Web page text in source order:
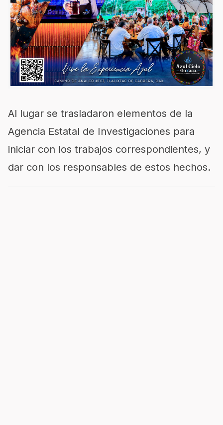
Al lugar se trasladaron elementos de la
Agencia Estatal de Investigaciones para
iniciar con los trabajos correspondientes, y
dar con los responsables de estos hechos.